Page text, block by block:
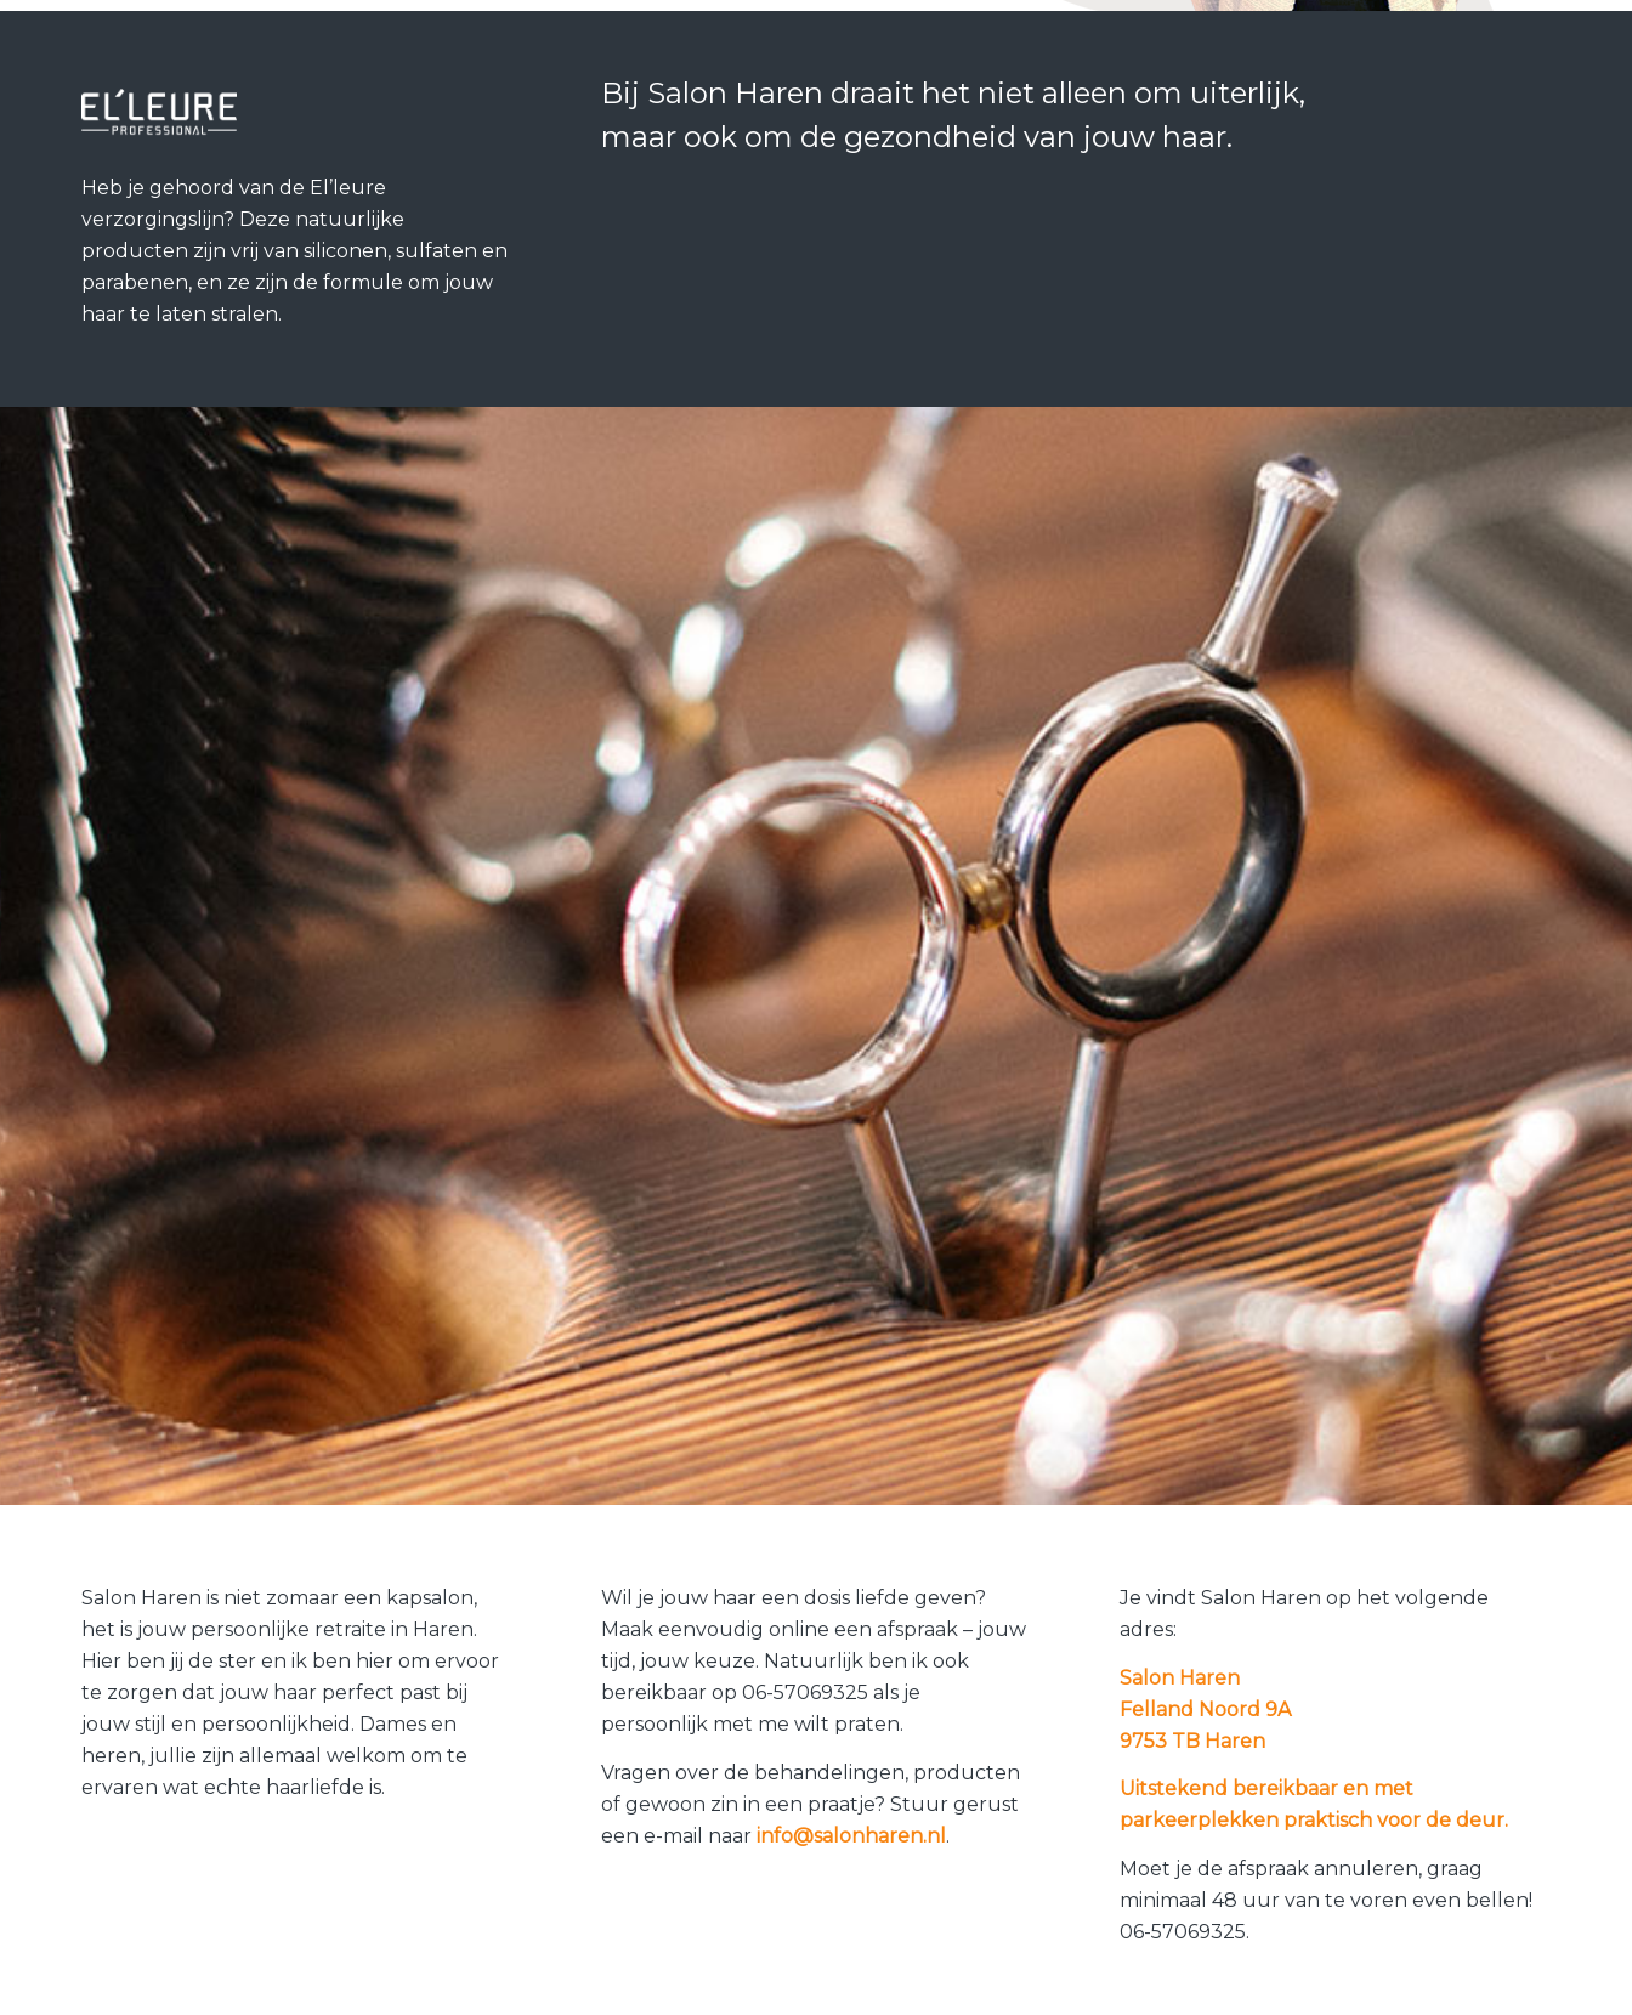
Heb je gehoord van de El’leure
verzorgingslijn? Deze natuurlijke
producten zijn vrij van siliconen, sulfaten en
parabenen, en ze zijn de formule om jouw
haar te laten stralen.
Bij Salon Haren draait het niet alleen om uiterlijk,
maar ook om de gezondheid van jouw haar.
Salon Haren is niet zomaar een kapsalon,
het is jouw persoonlijke retraite in Haren.
Hier ben jij de ster en ik ben hier om ervoor
te zorgen dat jouw haar perfect past bij
jouw stijl en persoonlijkheid. Dames en
heren, jullie zijn allemaal welkom om te
ervaren wat echte haarliefde is.
Wil je jouw haar een dosis liefde geven?
Maak eenvoudig online een afspraak – jouw
tijd, jouw keuze. Natuurlijk ben ik ook
bereikbaar op 06-57069325 als je
persoonlijk met me wilt praten.
Vragen over de behandelingen, producten
of gewoon zin in een praatje? Stuur gerust
een e-mail naar info@salonharen.nl .
Je vindt Salon Haren op het volgende
adres:
Salon Haren
Felland Noord 9A
9753 TB Haren
Uitstekend bereikbaar en met
parkeerplekken praktisch voor de deur.
Moet je de afspraak annuleren, graag
minimaal 48 uur van te voren even bellen!
06-57069325.